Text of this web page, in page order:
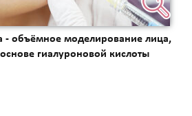
- объёмное моделирование лица,
гиалуроновой кислоты